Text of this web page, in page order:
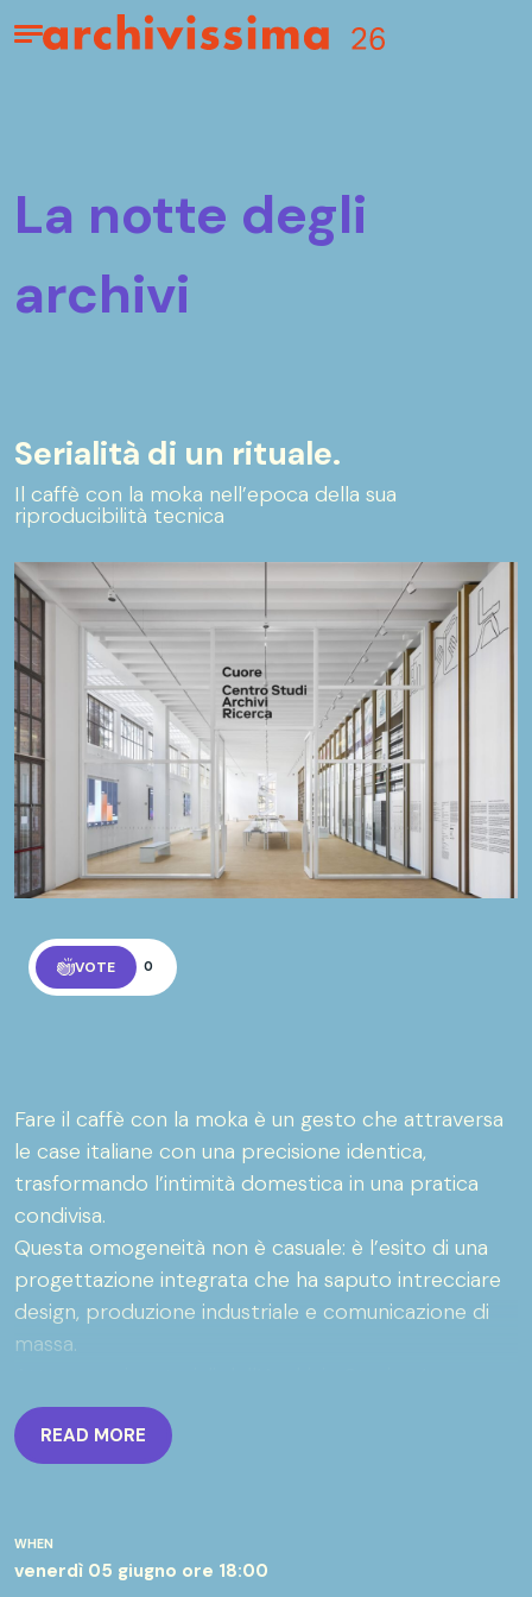
Home page
Apri il menu
la notte degli
archivi
Serialità di un rituale.
Il caffè con la moka nell’epoca della sua
riproducibilità tecnica
WHEN
venerdì 05 giugno ore 18:00
VOTE 0
Fare il caffè con la moka è un gesto che attraversa
le case italiane con una precisione identica,
trasformando l’intimità domestica in una pratica
condivisa.
Questa omogeneità non è casuale: è l’esito di una
progettazione integrata che ha saputo intrecciare
design, produzione industriale e comunicazione di
massa.
— protagonista e artefice di questa trasformazione
nel secondo dopoguerra — la mostra indaga come
la serialità abbia convertito un’abitudine privata in
Dalla scomposizione del gesto al ripensamento dei
suoi strumenti, emerge il ruolo fondamentale del
READ MORE